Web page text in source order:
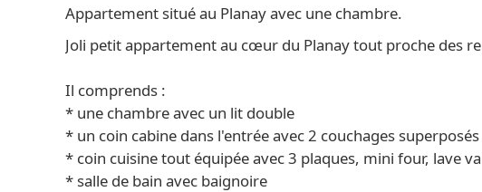
Appartement situé au Planay avec une chambre.
Joli petit appartement au cœur du Planay tout proche des
Il comprends :
* une chambre avec un lit double
* un coin cabine dans l'entrée avec 2 couchages superposés
* coin cuisine tout équipée avec 3 plaques, mini four, lave
* salle de bain avec baignoire